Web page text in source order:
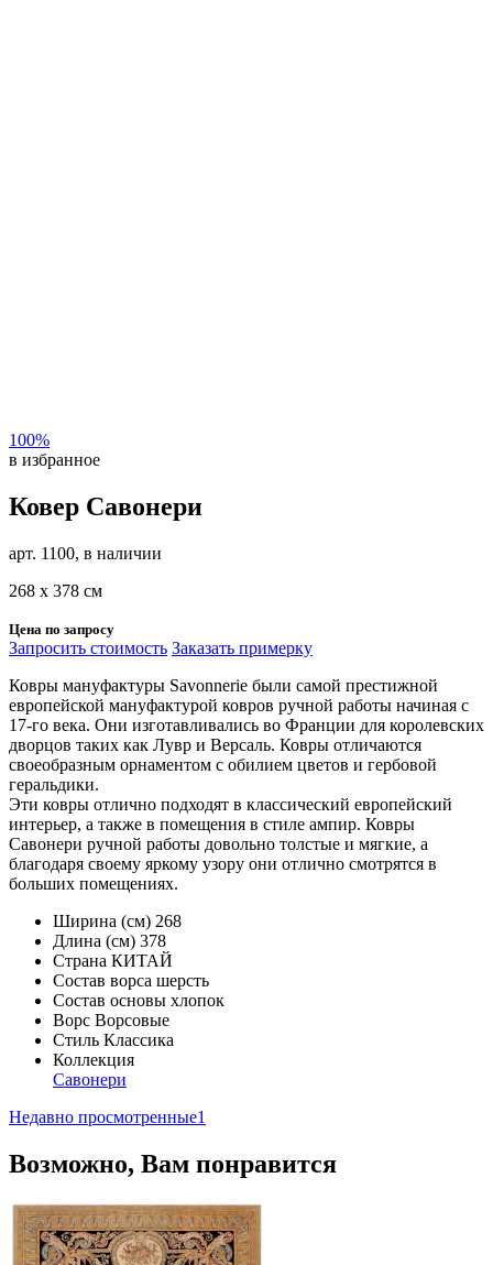
100%
в избранное
Ковер Савонери
арт. 1100, в наличии
268 х 378 см
Цена по запросу
Запросить стоимость Заказать примерку
Ковры мануфактуры Savonnerie были самой престижной
европейской мануфактурой ковров ручной работы начиная с
17-го века. Они изготавливались во Франции для королевских
дворцов таких как Лувр и Версаль. Ковры отличаются
своеобразным орнаментом с обилием цветов и гербовой
геральдики.
Эти ковры отлично подходят в классический европейский
интерьер, а также в помещения в стиле ампир. Ковры
Савонери ручной работы довольно толстые и мягкие, а
благодаря своему яркому узору они отлично смотрятся в
больших помещениях.
Ширина (см) 268
Длина (см) 378
Страна КИТАЙ
Состав ворса шерсть
Состав основы хлопок
Ворс Ворсовые
Стиль Классика
Коллекция
Савонери
Недавно просмотренные1
Возможно, Вам понравится